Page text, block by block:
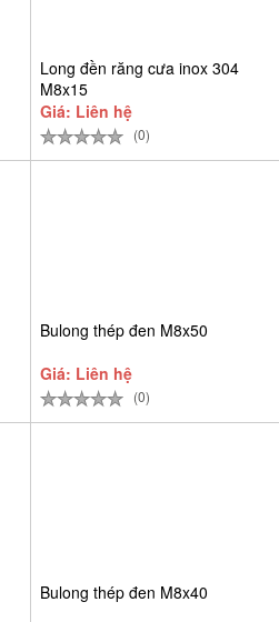
Long đền răng cưa inox 304
M8x15
Giá: Liên hệ
(0)
Bulong thép đen M8x50
Giá: Liên hệ
(0)
Bulong thép đen M8x40